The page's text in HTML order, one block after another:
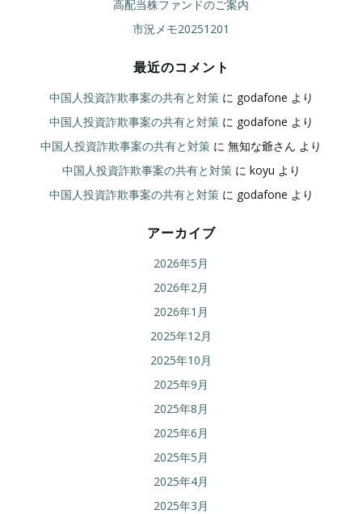
高配当株ファンドのご案内
市況メモ20251201
最近のコメント
中国人投資詐欺事案の共有と対策に godafone より
中国人投資詐欺事案の共有と対策に godafone より
中国人投資詐欺事案の共有と対策 に 無知な爺さん より
中国人投資詐欺事案の共有と対策に koyu より
中国人投資詐欺事案の共有と対策に godafone より
アーカイブ
2026年5月
2026年2月
2026年1月
2025年12月
2025年10月
2025年9月
2025年8月
2025年6月
2025年5月
2025年4月
2025年3月